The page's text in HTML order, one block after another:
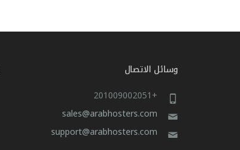
وسائل الاتصال
+201009002051
sales@arabhosters.com
support@arabhosters.com